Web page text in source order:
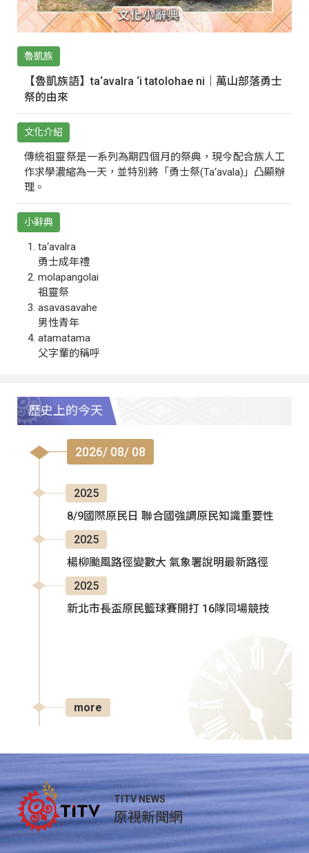
魯凱族
【魯凱族語】ta‘avalra ‘i tatolohae ni｜萬山部落勇士
祭的由來
文化介紹
傳統祖靈祭是一系列為期四個月的祭典，現今配合族人工
作求學濃縮為一天，並特別將「勇士祭(Ta‘avala)」凸顯辦
理。
小辭典
ta‘avalra
勇士成年禮
molapangolai
祖靈祭
asavasavahe
男性青年
atamatama
父字輩的稱呼
歷史上的今天
2026/ 08/ 08
2025
8/9國際原民日 聯合國強調原民知識重要性
2025
楊柳颱風路徑變數大 氣象署說明最新路徑
2025
新北市長盃原民籃球賽開打 16隊同場競技
more
TITV NEWS
原視新聞網